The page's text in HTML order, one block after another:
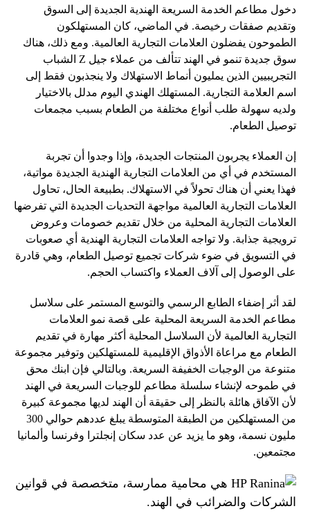
دخول مطاعم الخدمة السريعة الهندية الجديدة إلى السوق
وتقديم صفقات رخيصة. في الماضي، كان المستهلكون
الطموحون يفضلون العلامات التجارية العالمية. ومع ذلك، هناك
سوق جديدة تنمو في الهند تتألف من عملاء جيل Z الشباب
التجريبيين الذين يمليون أنماط الاستهلاك ولا ينجذبون فقط إلى
اسم العلامة التجارية. المستهلك الهندي اليوم مدلل بالاختيار
ولديه سهولة طلب أنواع مختلفة من الطعام بسبب مجمعات
توصيل الطعام.
إن العملاء يجربون المنتجات الجديدة، وإذا وجدوا أن تجربة
المستخدم في أي من العلامات التجارية الهندية الجديدة مواتية،
فهذا يعني أن هناك تحولاً في الاستهلاك. بطبيعة الحال، تحاول
العلامات التجارية العالمية مواجهة التحديات الجديدة التي تفرضها
العلامات التجارية المحلية من خلال تقديم خصومات وعروض
ترويجية جذابة. ولا تواجه العلامات التجارية الهندية أي صعوبات
في التسويق في ضوء شركات تجميع توصيل الطعام، وهي قادرة
على الوصول إلى آلاف العملاء واكتساب الحجم.
لقد أثر إضفاء الطابع الرسمي والتوسع المستمر على سلاسل
مطاعم الخدمة السريعة المحلية على قصة نمو العلامات
التجارية العالمية لأن السلاسل المحلية أكثر مهارة في تقديم
الطعام مع مراعاة الأذواق الإقليمية للمستهلكين وتوفير مجموعة
متنوعة من الوجبات الخفيفة السريعة. وبالتالي فإن ابنك محق
في طموحه لإنشاء سلسلة مطاعم للوجبات السريعة في الهند
لأن الآفاق هائلة بالنظر إلى حقيقة أن الهند لديها مجموعة كبيرة
من المستهلكين من الطبقة المتوسطة يبلغ عددهم حوالي 300
مليون نسمة، وهو ما يزيد عن عدد سكان إنجلترا وفرنسا وألمانيا
مجتمعين.